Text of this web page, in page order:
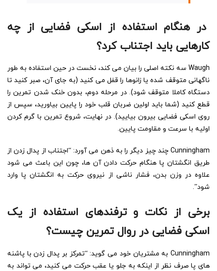
در هنگام استفاده از اسکی فضایی از چه
کارهایی باید اجتناب کرد؟
Waugh سه نکته اصلی را بیان می کند، نخست در حین استفاده به طور
ناگهانی متوقف شده یا زانوها را قفل می کنید (به جای آن، صبر کنید تا
دستگاه کاملا متوقف شود). در مرحله دوم، بدون خنک شدن تمرین را
قطع کنید (شما باید اولین ضربان قلب خود را پایین بیاورید، سپس از
روی اسکی فضایی بیرون بیایید). در نهایت، شروع تمرین با گرم کردن
اولیه با سرعت و مقاومت پایین.
Cunningham چند چیز دیگر را به ذهن می آورد: “اجتناب از پدال زدن از
طریق انگشتان پا هنگام حرکت دادن آن ها، چون این باعث می شود
علاوه در وزن بدن، فشار ناشی از نیروی حرکت به انگشتان پا وارد
شود”.
برخی از نکات و ترفندهای استفاده از یک
اسکی فضایی در روال تمرین چیست؟
Cunningham به مشتریان خود می گوید: “تمرکز بر پدال زدن با پاشنه
های پا صرف نظر از اینکه به جلو یا عقب حرکت می کنید، می تواند به